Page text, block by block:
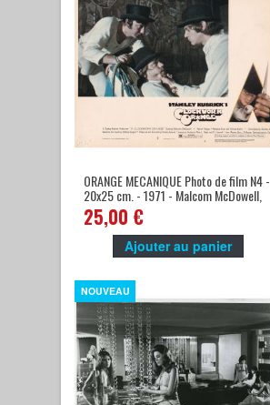
ORANGE MECANIQUE Photo de film N4 -
20x25 cm. - 1971 - Malcom McDowell,
Stanley Kubrick
25,00 €
Ajouter au panier
NOUVEAU